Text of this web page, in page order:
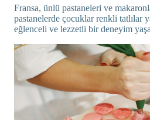
Fransa, ünlü pastaneleri ve
pastanelerde çocuklar renkli tatlılar
eğlenceli ve lezzetli bir deneyim